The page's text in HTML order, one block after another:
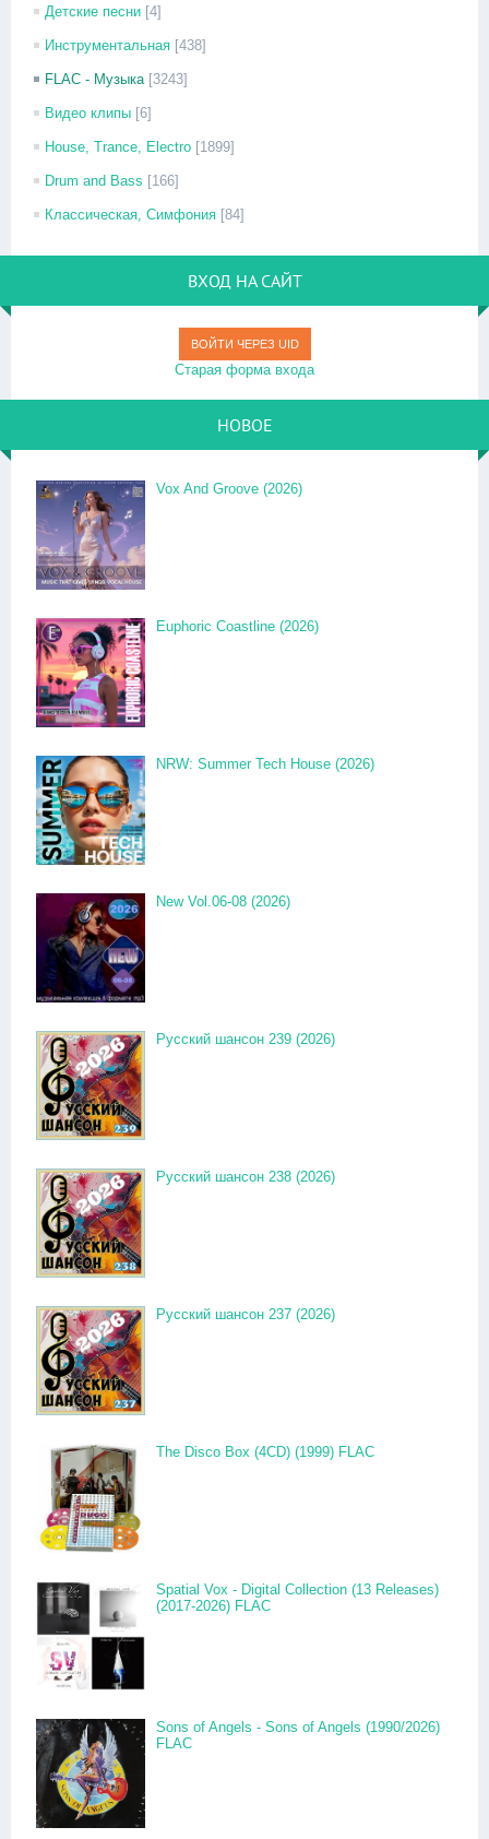
Детские песни [4]
Инструментальная [438]
FLAC - Музыка [3243]
Видео клипы [6]
House, Trance, Electro [1899]
Drum and Bass [166]
Классическая, Симфония [84]
ВХОД НА САЙТ
ВОЙТИ ЧЕРЕЗ UID
Старая форма входа
НОВОЕ
Vox And Groove (2026)
Euphoric Coastline (2026)
NRW: Summer Tech House (2026)
New Vol.06-08 (2026)
Русский шансон 239 (2026)
Русский шансон 238 (2026)
Русский шансон 237 (2026)
The Disco Box (4CD) (1999) FLAC
Spatial Vox - Digital Collection (13 Releases)
(2017-2026) FLAC
Sons of Angels - Sons of Angels (1990/2026)
FLAC